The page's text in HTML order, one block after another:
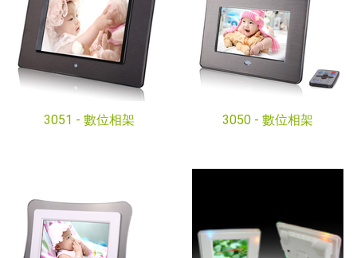
3051 - 數位相架 3050 - 數位相架